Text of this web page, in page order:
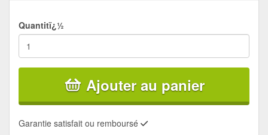
Quantitï¿½
Ajouter au panier
Garantie satisfait ou remboursé